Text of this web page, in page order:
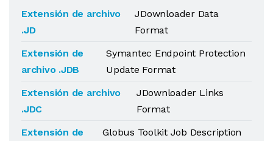
Extensión de archivo
.JD
JDownloader Data
Format
Extensión de
archivo .JDB
Symantec Endpoint Protection
Update Format
Extensión de archivo
.JDC
JDownloader Links
Format
Extensión de
Globus Toolkit Job Description